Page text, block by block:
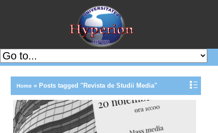
Home » Posts tagged "Revista de Studii Media"